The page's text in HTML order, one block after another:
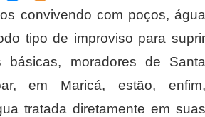
convivendo com poços, água
tipo de improviso para suprir
básicas, moradores de Santa
em Maricá, estão, enfim,
tratada diretamente em suas